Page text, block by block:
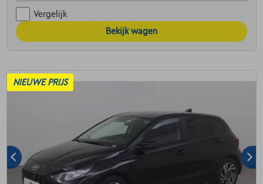
Vergelijk
Bekijk wagen
NIEUWE PRIJS